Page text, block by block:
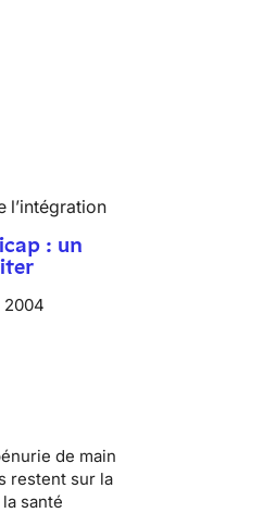
l’intégration
: un
2004
de main
restent sur la
santé